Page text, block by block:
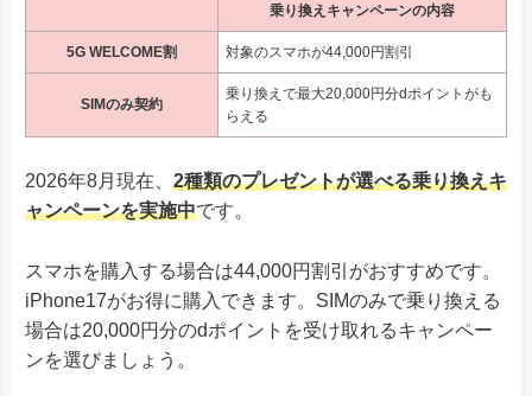
乗り換えキャンペーンの内容
5G WELCOME割 対象のスマホが44,000円割引
SIMのみ契約
乗り換えで最大20,000円分dポイントがも
らえる
2026年8月現在、 2種類のプレゼントが選べる乗り換えキ
ャンペーンを実施中です。
スマホを購入する場合は44,000円割引がおすすめです。
iPhone17がお得に購入できます。SIMのみで乗り換える
場合は20,000円分のdポイントを受け取れるキャンペー
ンを選びましょう。